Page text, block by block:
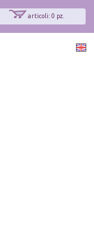
articoli: 0 pz.